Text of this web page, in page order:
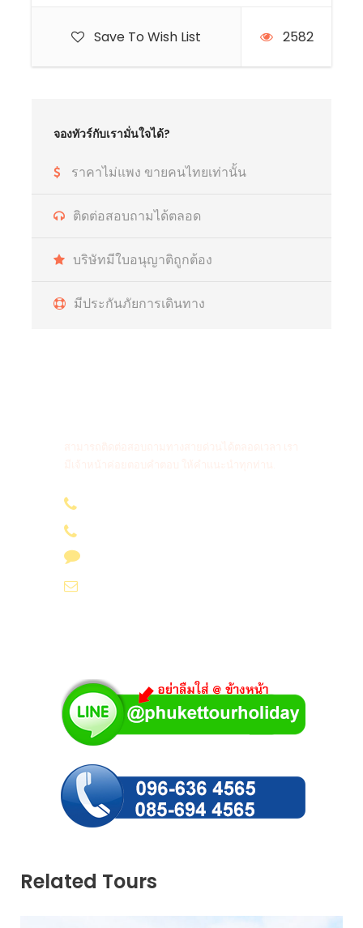
Save To Wish List 2582
จองทัวร์กับเรามั่นใจได้?
ราคาไม่แพง ขายคนไทยเท่านั้น
ติดต่อสอบถามได้ตลอด
บริษัทมีใบอนุญาติถูกต้อง
มีประกันภัยการเดินทาง
Related Tours